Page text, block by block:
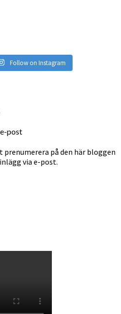
Follow on Instagram
post
på den här bloggen
via e-post.